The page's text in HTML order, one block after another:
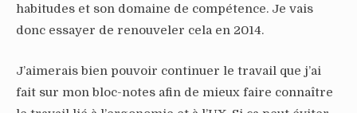
habitudes et son domaine de compétence. Je vais
donc essayer de renouveler cela en 2014.
J’aimerais bien pouvoir continuer le travail que j’ai
fait sur mon bloc-notes afin de mieux faire connaître